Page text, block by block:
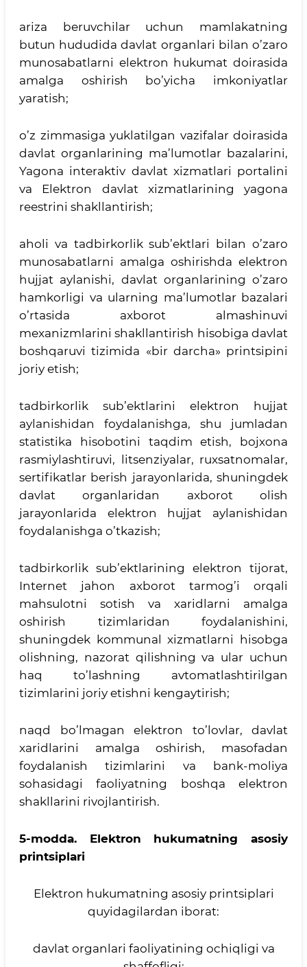
ariza beruvchilar uchun mamlakatning
butun hududida davlat organlari bilan o’zaro
munosabatlarni elektron hukumat doirasida
amalga oshirish bo’yicha imkoniyatlar
yaratish;
o’z zimmasiga yuklatilgan vazifalar doirasida
davlat organlarining ma’lumotlar bazalarini,
Yagona interaktiv davlat xizmatlari portalini
va Elektron davlat xizmatlarining yagona
reestrini shakllantirish;
aholi va tadbirkorlik sub’ektlari bilan o’zaro
munosabatlarni amalga oshirishda elektron
hujjat aylanishi, davlat organlarining o’zaro
hamkorligi va ularning ma’lumotlar bazalari
o’rtasida axborot almashinuvi
mexanizmlarini shakllantirish hisobiga davlat
boshqaruvi tizimida «bir darcha» printsipini
joriy etish;
tadbirkorlik sub’ektlarini elektron hujjat
aylanishidan foydalanishga, shu jumladan
statistika hisobotini taqdim etish, bojxona
rasmiylashtiruvi, litsenziyalar, ruxsatnomalar,
sertifikatlar berish jarayonlarida, shuningdek
davlat organlaridan axborot olish
jarayonlarida elektron hujjat aylanishidan
foydalanishga o’tkazish;
tadbirkorlik sub’ektlarining elektron tijorat,
Internet jahon axborot tarmog’i orqali
mahsulotni sotish va xaridlarni amalga
oshirish tizimlaridan foydalanishini,
shuningdek kommunal xizmatlarni hisobga
olishning, nazorat qilishning va ular uchun
haq to’lashning avtomatlashtirilgan
tizimlarini joriy etishni kengaytirish;
naqd bo’lmagan elektron to’lovlar, davlat
xaridlarini amalga oshirish, masofadan
foydalanish tizimlarini va bank-moliya
sohasidagi faoliyatning boshqa elektron
shakllarini rivojlantirish.
5-modda. Elektron hukumatning asosiy
printsiplari
Elektron hukumatning asosiy printsiplari
quyidagilardan iborat:
davlat organlari faoliyatining ochiqligi va